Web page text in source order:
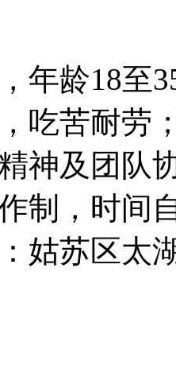
年龄18至
吃苦耐劳
神及团队
制，时间
姑苏区太